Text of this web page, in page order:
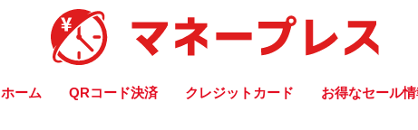
ホーム QRコード決済 クレジットカード お得なセール